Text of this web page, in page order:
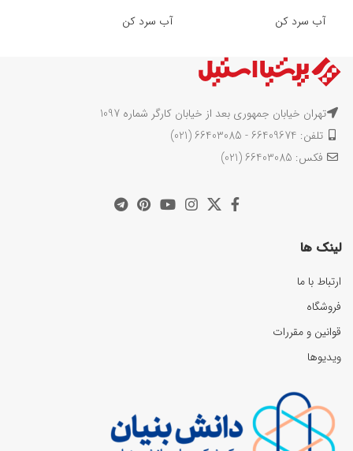
آب سرد کن
آب سرد کن
تهران خیابان جمهوری بعد از خیابان کارگر شماره 1097
تلفن: 66409674 - 66403085 (021)
فکس: 66403085 (021)
لینک ها
ارتباط با ما
فروشگاه
قوانین و مقررات
ویدیوها